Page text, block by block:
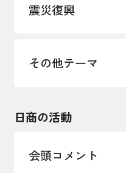
事業承継・引継ぎ
雇用・労働・人材
まちづくり
震災復興
令和６年能登半島
その他テーマ
インボイス制度
日商の活動
会頭コメント